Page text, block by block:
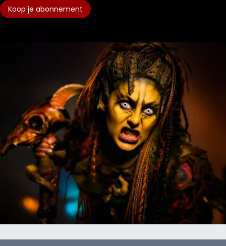
Koop je abonnement